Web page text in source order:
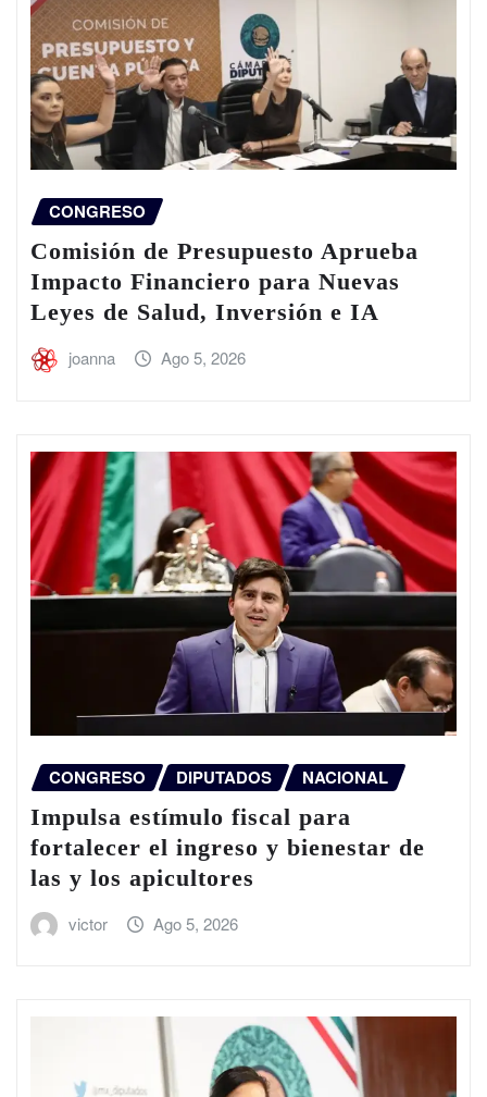
CONGRESO
Comisión de Presupuesto Aprueba
Impacto Financiero para Nuevas
Leyes de Salud, Inversión e IA
joanna Ago 5, 2026
CONGRESO DIPUTADOS NACIONAL
Impulsa estímulo fiscal para
fortalecer el ingreso y bienestar de
las y los apicultores
victor Ago 5, 2026